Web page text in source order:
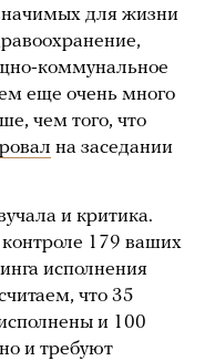
для жизни
коммунальное
еще очень много
чем того, что
на заседании
и критика.
179 ваших
исполнения
что 35
и 100
и требуют